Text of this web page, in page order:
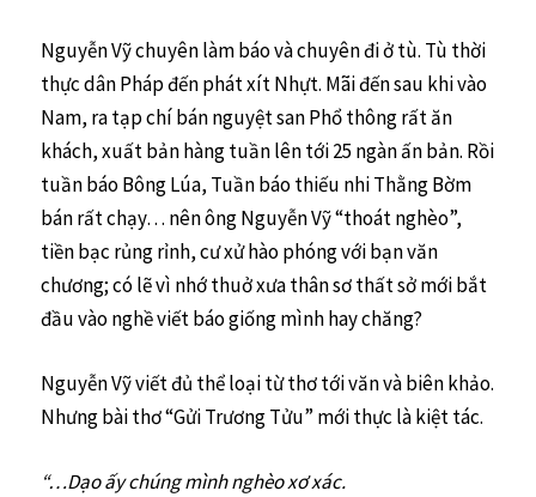
Nguyễn Vỹ chuyên làm báo và chuyên đi ở tù. Tù thời
thực dân Pháp đến phát xít Nhựt. Mãi đến sau khi vào
Nam, ra tạp chí bán nguyệt san Phổ thông rất ăn
khách, xuất bản hàng tuần lên tới 25 ngàn ấn bản. Rồi
tuần báo Bông Lúa, Tuần báo thiếu nhi Thằng Bờm
bán rất chạy… nên ông Nguyễn Vỹ “thoát nghèo”,
tiền bạc rủng rỉnh, cư xử hào phóng với bạn văn
chương; có lẽ vì nhớ thuở xưa thân sơ thất sở mới bắt
đầu vào nghề viết báo giống mình hay chăng?
Nguyễn Vỹ viết đủ thể loại từ thơ tới văn và biên khảo.
Nhưng bài thơ “Gửi Trương Tửu” mới thực là kiệt tác.
“…Dạo ấy chúng mình nghèo xơ xác.